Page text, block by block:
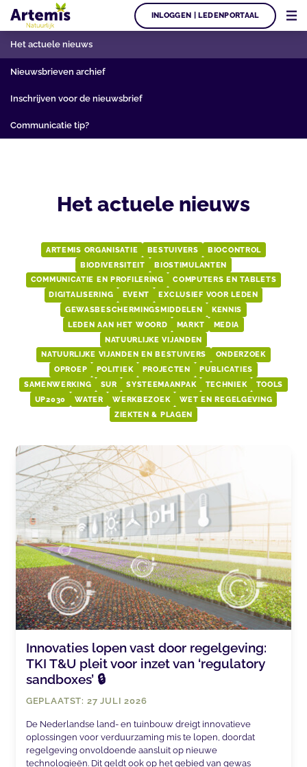
INLOGGEN | LEDENPORTAAL
Het actuele nieuws
Nieuwsbrieven archief
Inschrijven voor de nieuwsbrief
Communicatie tip?
Het actuele nieuws
ARTEMIS ORGANISATIE BESTUIVERS
BIOCONTROL
BIODIVERSITEIT
BIOSTIMULANTEN
COMMUNICATIE EN PROFILERING
COMPUTERS EN TABLETS
DIGITALISERING
EVENT
EXCLUSIEF VOOR LEDEN
GEWASBESCHERMINGSMIDDELEN
KENNIS
LEDEN AAN HET WOORD
MARKT
MEDIA
NATUURLIJKE VIJANDEN
NATUURLIJKE VIJANDEN EN BESTUIVERS
ONDERZOEK
OPROEP
POLITIEK PROJECTEN
PUBLICATIES
SAMENWERKING
SUR SYSTEEMAANPAK TECHNIEK
TOOLS
UP2030
WATER WERKBEZOEK
WET EN REGELGEVING
ZIEKTEN & PLAGEN
Innovaties lopen vast door regelgeving:
TKI T&U pleit voor inzet van ‘regulatory
sandboxes’ 🔒
GEPLAATST: 27 JULI 2026
De Nederlandse land- en tuinbouw dreigt innovatieve
oplossingen voor verduurzaming mis te lopen, doordat
regelgeving onvoldoende aansluit op nieuwe
technologieën. Dit geldt ook op het gebied van gewas